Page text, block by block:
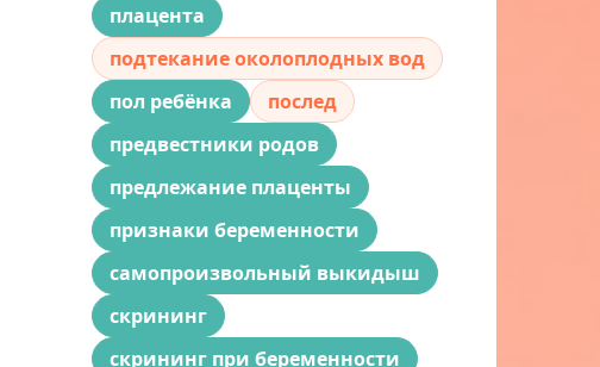
плацента
подтекание околоплодных вод
пол ребёнка
послед
предвестники родов
предлежание плаценты
признаки беременности
самопроизвольный выкидыш
скрининг
скрининг при беременности